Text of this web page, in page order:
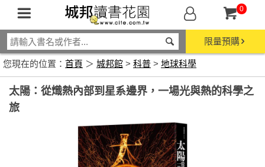
0
限量預購
您現在的位置： 首頁 ＞ 城邦館 > 科普 > 地球科學
太陽：從熾熱內部到星系邊界，一場光與熱的科學之
旅